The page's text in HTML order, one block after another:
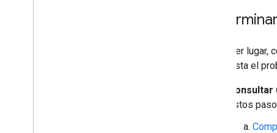
En primer
manifiesta el
estos